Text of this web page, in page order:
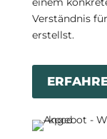
Verständnis
erstellst.